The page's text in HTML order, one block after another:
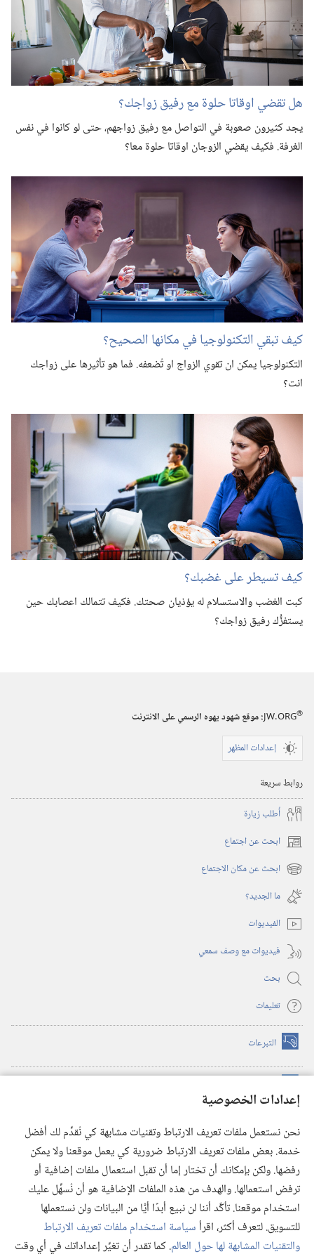
إعدادات الخصوصية
نحن نستعمل ملفات تعريف الارتباط وتقنيات مشابهة كي نُقدِّم لك أفضل
خدمة. بعض ملفات تعريف الارتباط ضرورية كي يعمل موقعنا ولا يمكن
رفضها. ولكن بإمكانك أن تختار إما أن تقبل استعمال ملفات إضافية أو
ترفض استعمالها. والهدف من هذه الملفات الإضافية هو أن نُسهِّل عليك
استخدام موقعنا. تأكَّد أننا لن نبيع أبدًا أيًّا من البيانات ولن نستعملها
للتسويق. لتعرف أكثر، اقرأسياسة استخدام ملفات تعريف الارتباط
والتقنيات المشابهة لها حول العالم. كما تقدر أن تغيِّر إعداداتك في أي وقت
هل تقضي اوقاتا حلوة مع رفيق زواجك؟‏
يجد كثيرون صعوبة في التواصل مع رفيق زواجهم،‏ حتى لو كانوا في نفس
الغرفة.‏ فكيف يقضي الزوجان اوقاتا حلوة معا؟‏
كيف تبقي التكنولوجيا في مكانها الصحيح؟‏
التكنولوجيا يمكن ان تقوي الزواج او تُضعفه.‏ فما هو تأثيرها على زواجك
انت؟‏
كيف تسيطر على غضبك؟‏
كبت الغضب والاستسلام له يؤذيان صحتك.‏ فكيف تتمالك اعصابك حين
يستفزُّك رفيق زواجك؟‏
JW.ORG®
:‏ موقع شهود يهوه الرسمي على الانترنت
إعدادات المظهر
روابط سريعة
أُطلب زيارة
ابحث عن اجتماع (يفتح
نافذة ابحث عن مكان الاجتماع (يفتح
نافذة
جديدة)
ما الجديد؟‏
الفيديوات
فيديوات مع وصف سمعي
بحث
تعليمات
التبرعات (يفتح
نافذة
(يفتح
نافذة
(يفتح
نافذة
جديدة) تطبيق ®
JW Library
مكتبة برج المراقبة